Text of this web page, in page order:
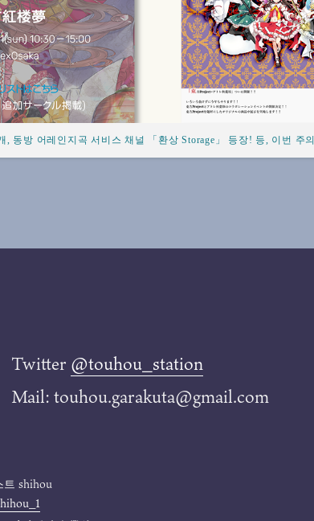
동방 어레인지곡 서비스 채널 「환상 Storage」 등장! 등, 이번 주
Twitter @touhou_station
Mail: touhou.garakuta@gmail.com
트 shihou